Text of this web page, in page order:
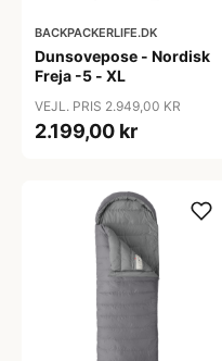
BACKPACKERLIFE.DK
Dunsovepose - Nordisk
Freja -5 - XL
VEJL. PRIS 2.949,00 KR
2.199,00 kr